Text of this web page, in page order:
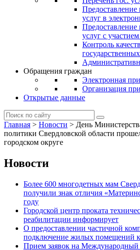
Предоставление
услуг в
Предоставление
услуг с
Контроль
Обращения граждан
Электронная
Организация
Открытые данные
Главная > Новости > День
политики Свердловской области
городском округе
Новости
Более 600 многодетных мам
получили знак отличия
году
Городской центр проката
реабилитации информирует
О предоставлении частичной
подключение жилых помещений к
Прием заявок на Международный